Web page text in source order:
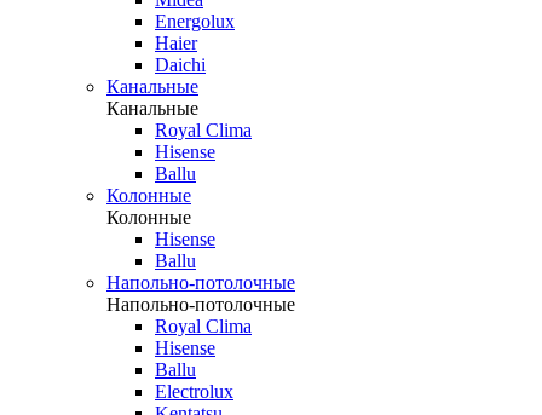
Energolux
Haier
Daichi
Канальные
Канальные
Royal Clima
Hisense
Ballu
Колонные
Колонные
Hisense
Ballu
Напольно-потолочные
Напольно-потолочные
Royal Clima
Hisense
Ballu
Electrolux